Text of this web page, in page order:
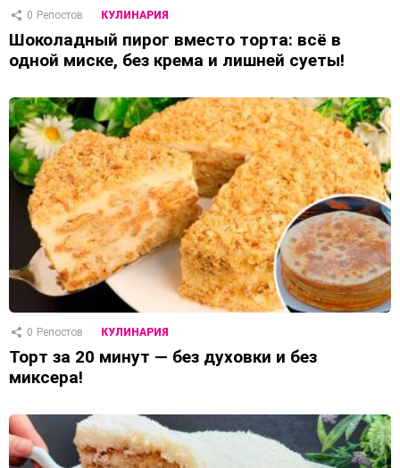
0 Репостов КУЛИНАРИЯ
Шоколадный пирог вместо торта: всё в
одной миске, без крема и лишней суеты!
0 Репостов КУЛИНАРИЯ
Торт за 20 минут — без духовки и без
миксера!